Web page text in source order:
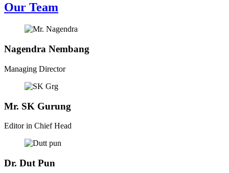
Our Team
Nagendra Nembang
Managing Director
Mr. SK Gurung
Editor in Chief Head
Dr. Dut Pun